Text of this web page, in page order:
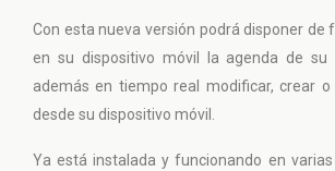
Con esta nueva versión podrá disponer de
en su dispositivo móvil la agenda de su
además en tiempo real modificar, crear
desde su dispositivo móvil.
Ya está instalada y funcionando en